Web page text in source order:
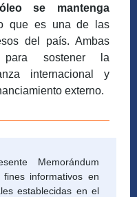
se mantenga
que es una de las
del país. Ambas
sostener la
internacional y
externo.
Memorándum
informativos en
establecidas en el